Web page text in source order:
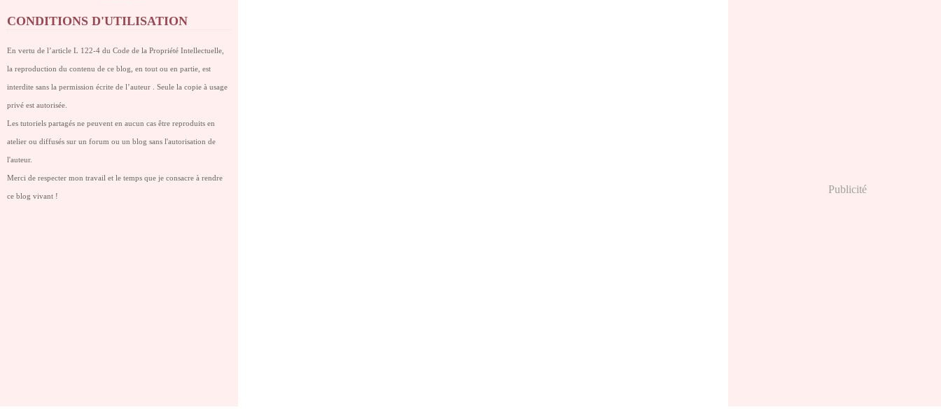
CONDITIONS D'UTILISATION
En vertu de l’article L 122-4 du Code de la Propriété Intellectuelle,
la reproduction du contenu de ce blog, en tout ou en partie, est
interdite sans la permission écrite de l’auteur . Seule la copie à usage
privé est autorisée.
Les tutoriels partagés ne peuvent en aucun cas être reproduits en
atelier ou diffusés sur un forum ou un blog sans l'autorisation de
l'auteur.
Merci de respecter mon travail et le temps que je consacre à rendre
ce blog vivant !
Publicité